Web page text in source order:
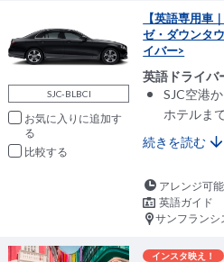
SJC-BLBCI
お気に入りに追加
比較
【英語専用車
ゼ・ダウンタ
イバー>
英語ドライバ
SJC空港
ホテルま
続きを読む
アレンジ可
英語ガイド
サンフランシ
インスタ映え！